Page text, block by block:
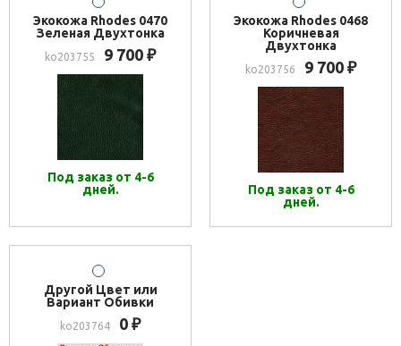
Экокожа Rhodes 0470
Зеленая Двухтонка
ko203755 9 700 ₽
Под заказ от 4-6
дней.
Экокожа Rhodes 0468
Коричневая
Двухтонка
ko203756 9 700 ₽
Под заказ от 4-6
дней.
Другой Цвет или
Вариант Обивки
ko203764 0 ₽